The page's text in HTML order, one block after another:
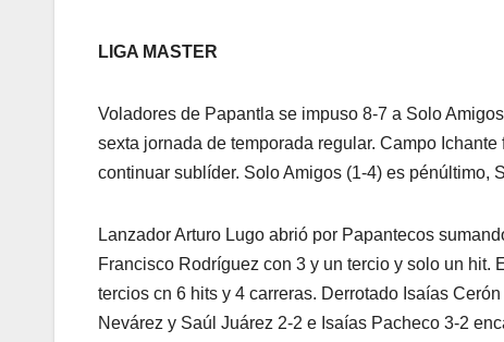
LIGA MASTER
Voladores de Papantla se impuso 8-7 a Solo
sexta jornada de temporada regular. Campo
continuar sublíder. Solo Amigos (1-4) es pénúltimo,
Lanzador Arturo Lugo abrió por Papantecos
Francisco Rodríguez con 3 y un tercio y solo un hit.
tercios cn 6 hits y 4 carreras. Derrotado Isaías
Nevárez y Saúl Juárez 2-2 e Isaías Pacheco 3-2